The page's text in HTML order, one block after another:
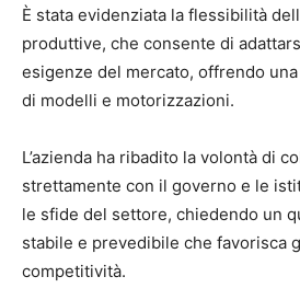
È stata evidenziata la flessibilità
produttive, che consente di
esigenze del mercato, offrendo
di modelli e motorizzazioni.
L’azienda ha ribadito la volontà di
strettamente con il governo e le
le sfide del settore, chiedendo un
stabile e prevedibile che favorisca
competitività.